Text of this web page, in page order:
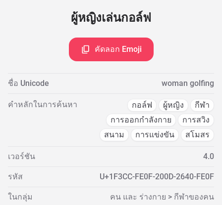
ผู้หญิงเล่นกอล์ฟ
คัดลอก Emoji
ชื่อ Unicode woman golfing
คำหลักในการค้นหา กอล์ฟ ผู้หญิง
กีฬา
การออกกำลังกาย
การสวิง
สนาม
การแข่งขัน สโมสร
เวอร์ชัน 4.0
รหัส U+1F3CC-FE0F-200D-2640-FE0F
ในกลุ่ม คน และ ร่างกาย > กีฬาของคน